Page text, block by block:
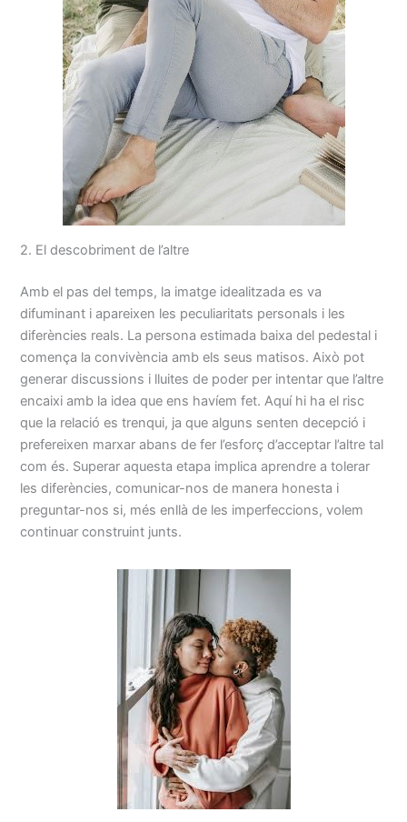
2. El descobriment de l’altre
Amb el pas del temps, la imatge idealitzada es va
difuminant i apareixen les peculiaritats personals i les
diferències reals. La persona estimada baixa del pedestal i
comença la convivència amb els seus matisos. Això pot
generar discussions i lluites de poder per intentar que l’altre
encaixi amb la idea que ens havíem fet. Aquí hi ha el risc
que la relació es trenqui, ja que alguns senten decepció i
prefereixen marxar abans de fer l’esforç d’acceptar l’altre tal
com és. Superar aquesta etapa implica aprendre a tolerar
les diferències, comunicar-nos de manera honesta i
preguntar-nos si, més enllà de les imperfeccions, volem
continuar construint junts.